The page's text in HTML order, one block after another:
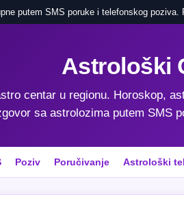
putem SMS poruke i telefonskog
Astrološki
centar u regionu. Horoskop,
sa astrolozima putem SMS
Poziv Poručivanje Astrološki